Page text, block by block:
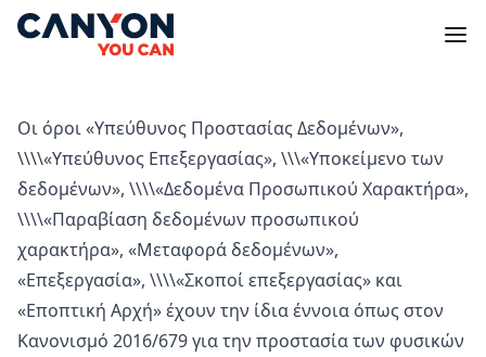
Οι όροι «Υπεύθυνος Προστασίας Δεδομένων»,
\\\\«Υπεύθυνος Επεξεργασίας», \\\«Υποκείμενο των
δεδομένων», \\\\«Δεδομένα Προσωπικού Χαρακτήρα»,
\\\\«Παραβίαση δεδομένων προσωπικού
χαρακτήρα», «Μεταφορά δεδομένων»,
«Επεξεργασία», \\\\«Σκοποί επεξεργασίας» και
«Εποπτική Αρχή» έχουν την ίδια έννοια όπως στον
Κανονισμό 2016/679 για την προστασία των φυσικών